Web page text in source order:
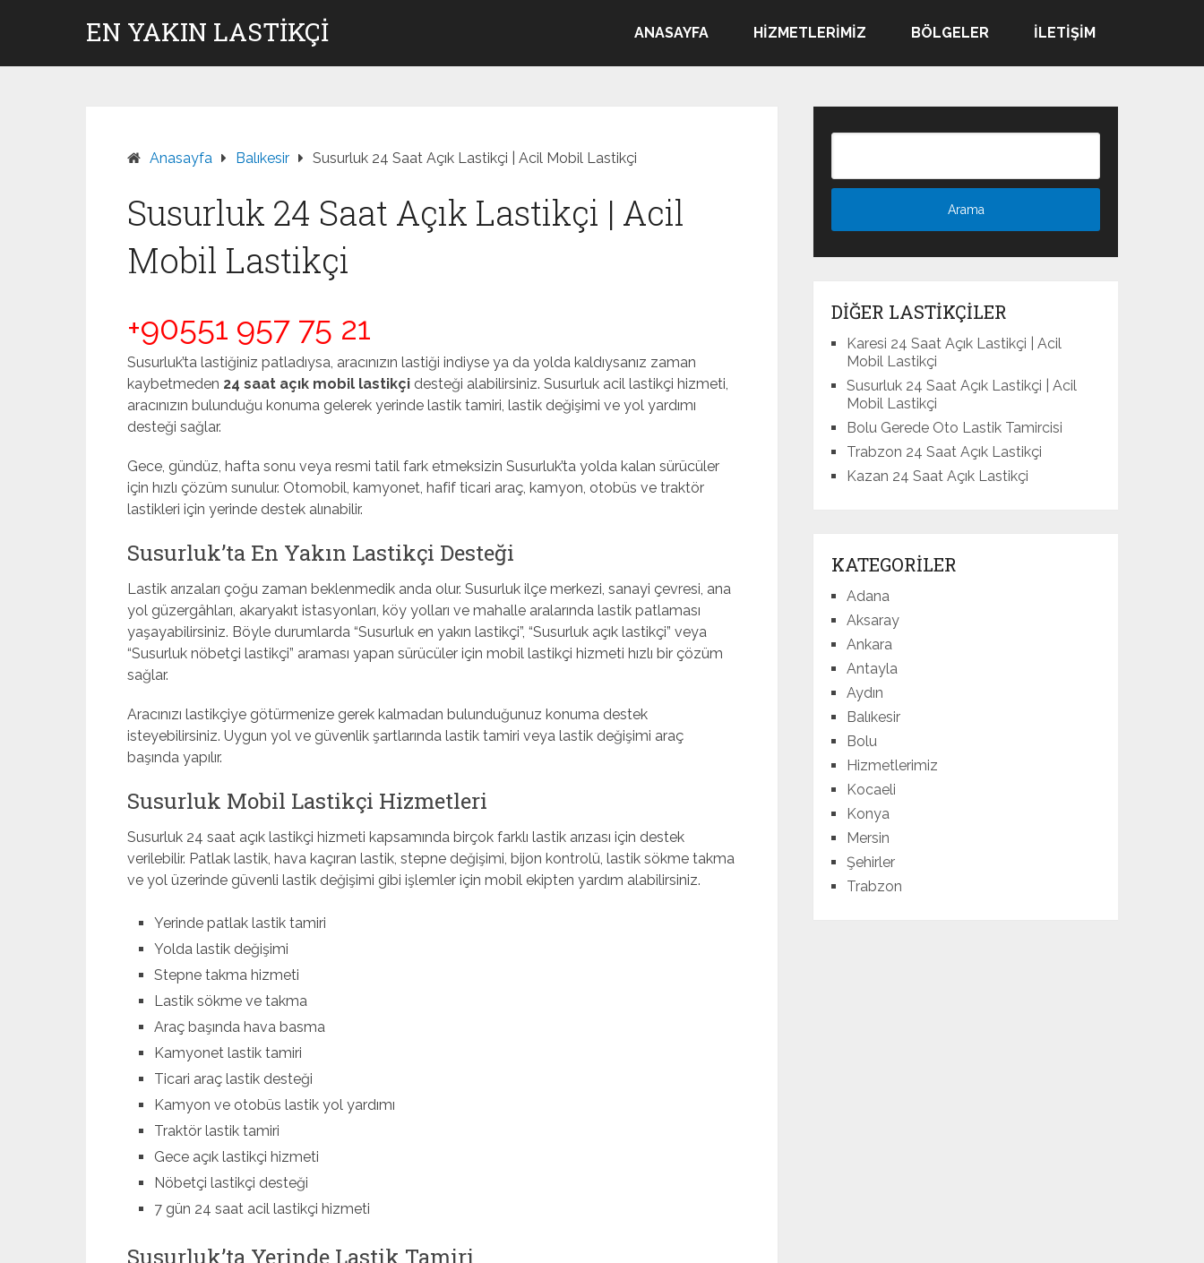
EN YAKIN LASTIKÇI ANASAYFA HIZMETLERIMIZ BÖLGELER İLETIŞIM
Anasayfa Balıkesir Susurluk 24 Saat Açık Lastikçi | Acil Mobil Lastikçi
Susurluk 24 Saat Açık Lastikçi | Acil
Mobil Lastikçi
+90551 957 75 21
Susurluk’ta lastiğiniz patladıysa, aracınızın lastiği indiyse ya da yolda kaldıysanız zaman
kaybetmeden 24 saat açık mobil lastikçi desteği alabilirsiniz. Susurluk acil lastikçi hizmeti,
aracınızın bulunduğu konuma gelerek yerinde lastik tamiri, lastik değişimi ve yol yardımı
desteği sağlar.
Gece, gündüz, hafta sonu veya resmi tatil fark etmeksizin Susurluk’ta yolda kalan sürücüler
için hızlı çözüm sunulur. Otomobil, kamyonet, hafif ticari araç, kamyon, otobüs ve traktör
lastikleri için yerinde destek alınabilir.
Susurluk’ta En Yakın Lastikçi Desteği
Lastik arızaları çoğu zaman beklenmedik anda olur. Susurluk ilçe merkezi, sanayi çevresi, ana
yol güzergâhları, akaryakıt istasyonları, köy yolları ve mahalle aralarında lastik patlaması
yaşayabilirsiniz. Böyle durumlarda “Susurluk en yakın lastikçi”, “Susurluk açık lastikçi” veya
“Susurluk nöbetçi lastikçi” araması yapan sürücüler için mobil lastikçi hizmeti hızlı bir çözüm
sağlar.
Aracınızı lastikçiye götürmenize gerek kalmadan bulunduğunuz konuma destek
isteyebilirsiniz. Uygun yol ve güvenlik şartlarında lastik tamiri veya lastik değişimi araç
başında yapılır.
Susurluk Mobil Lastikçi Hizmetleri
Susurluk 24 saat açık lastikçi hizmeti kapsamında birçok farklı lastik arızası için destek
verilebilir. Patlak lastik, hava kaçıran lastik, stepne değişimi, bijon kontrolü, lastik sökme takma
ve yol üzerinde güvenli lastik değişimi gibi işlemler için mobil ekipten yardım alabilirsiniz.
Yerinde patlak lastik tamiri
Yolda lastik değişimi
Stepne takma hizmeti
Lastik sökme ve takma
Araç başında hava basma
Kamyonet lastik tamiri
Ticari araç lastik desteği
Kamyon ve otobüs lastik yol yardımı
Traktör lastik tamiri
Gece açık lastikçi hizmeti
Nöbetçi lastikçi desteği
7 gün 24 saat acil lastikçi hizmeti
Susurluk’ta Yerinde Lastik Tamiri
DIĞER LASTIKÇILER
Karesi 24 Saat Açık Lastikçi | Acil
Mobil Lastikçi
Susurluk 24 Saat Açık Lastikçi | Acil
Mobil Lastikçi
Bolu Gerede Oto Lastik Tamircisi
Trabzon 24 Saat Açık Lastikçi
Kazan 24 Saat Açık Lastikçi
KATEGORILER
Adana
Aksaray
Ankara
Antayla
Aydın
Balıkesir
Bolu
Hizmetlerimiz
Kocaeli
Konya
Mersin
Şehirler
Trabzon